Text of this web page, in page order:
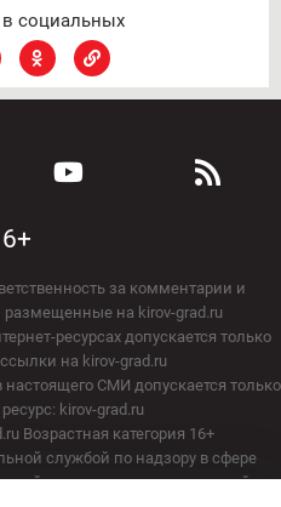
социальных
за комментарии и
размещенные на kirov-grad.ru
ресурсах допускается только
на kirov-grad.ru
СМИ допускается только
kirov-grad.ru
Возрастная категория 16+
службой по надзору в сфере
и массовых коммуникаций